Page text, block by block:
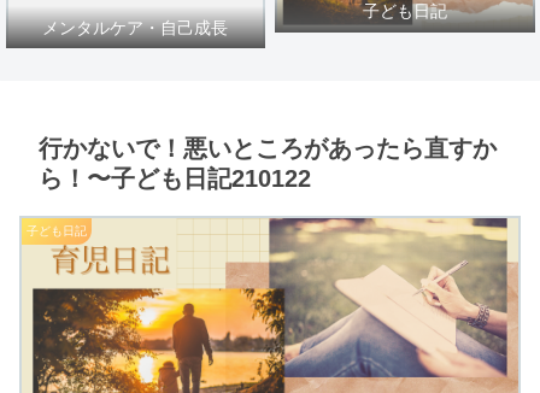
メンタルケア・自己成長
子ども日記
行かないで！悪いところがあったら直すか
ら！〜子ども日記210122
子ども日記